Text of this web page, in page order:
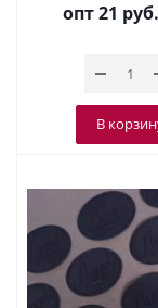
опт 21 руб.
В